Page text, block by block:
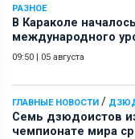
РАЗНОЕ
В Караколе
международного
09:50 | 05 августа
ГЛАВНЫЕ НОВОСТИ /
Семь дзюдоистов
чемпионате мира